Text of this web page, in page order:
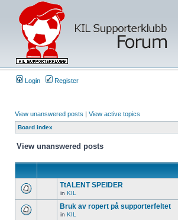
Login Register
View unanswered posts | View active topics
Board index
View unanswered posts
TtALENT SPEIDER
in KIL
Bruk av ropert på supporterfeltet
in KIL